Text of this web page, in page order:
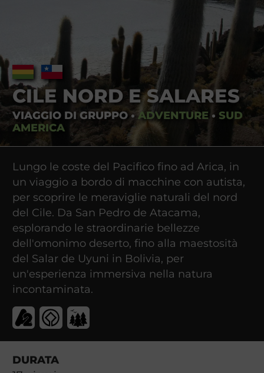
CILE NORD E SALARES
VIAGGIO DI GRUPPO•ADVENTURE• SUD
AMERICA
Lungo le coste del Pacifico fino ad Arica, in
un viaggio a bordo di macchine con autista,
per scoprire le meraviglie naturali del nord
del Cile. Da San Pedro de Atacama,
esplorando le straordinarie bellezze
dell'omonimo deserto, fino alla maestosità
del Salar de Uyuni in Bolivia, per
un'esperienza immersiva nella natura
incontaminata.
DURATA